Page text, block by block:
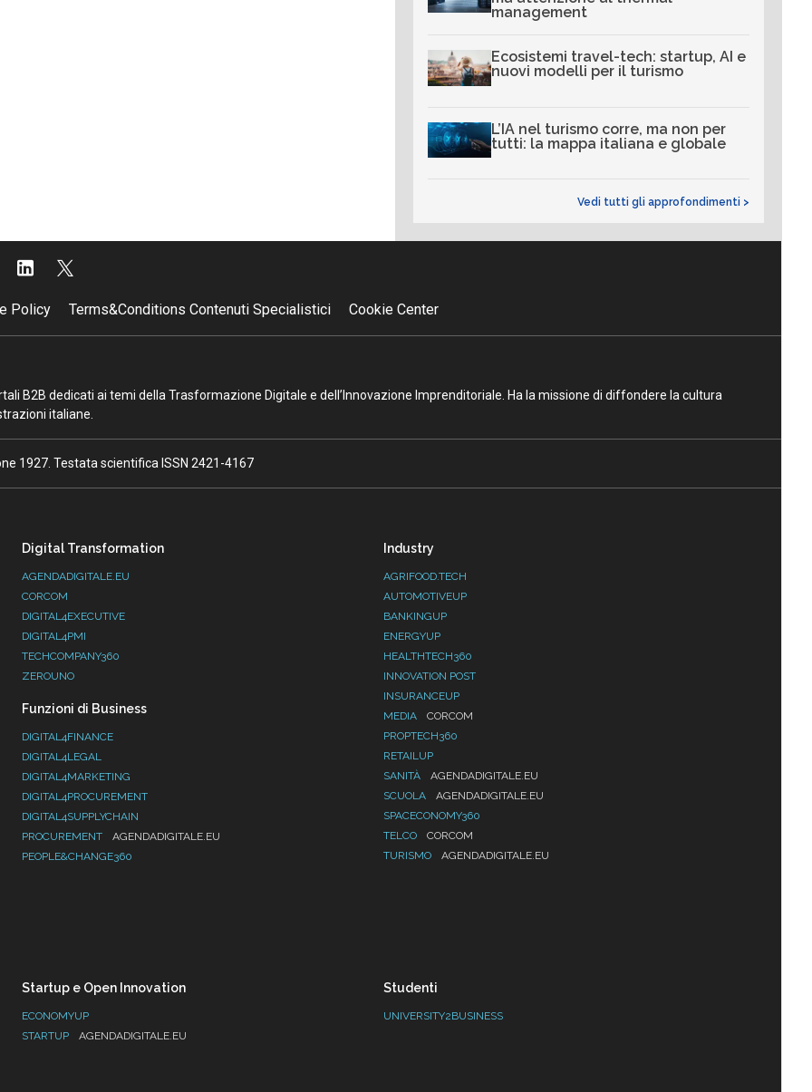
management
Ecosistemi travel-tech: startup, AI e
nuovi modelli per il turismo
L’IA nel turismo corre, ma non per
tutti: la mappa italiana e globale
Vedi tutti gli approfondimenti >
Policy Terms&Conditions Contenuti Specialistici Cookie Center
B2B dedicati ai temi della Trasformazione Digitale e dell’Innovazione Imprenditoriale. Ha la missione di diffondere la cultura
italiane.
1927. Testata scientifica ISSN 2421-4167
Digital Transformation
AGENDADIGITALE.EU
CORCOM
DIGITAL4EXECUTIVE
DIGITAL4PMI
TECHCOMPANY360
ZEROUNO
Funzioni di Business
DIGITAL4FINANCE
DIGITAL4LEGAL
DIGITAL4MARKETING
DIGITAL4PROCUREMENT
DIGITAL4SUPPLYCHAIN
PROCUREMENT
AGENDADIGITALE.EU
PEOPLE&CHANGE360
Industry
AGRIFOOD.TECH
AUTOMOTIVEUP
BANKINGUP
ENERGYUP
HEALTHTECH360
INNOVATION POST
INSURANCEUP
MEDIA
CORCOM
PROPTECH360
RETAILUP
SANITÀ
AGENDADIGITALE.EU
SCUOLA
AGENDADIGITALE.EU
SPACECONOMY360
TELCO
CORCOM
TURISMO
AGENDADIGITALE.EU
Startup e Open Innovation
ECONOMYUP
STARTUP
AGENDADIGITALE.EU
Studenti
UNIVERSITY2BUSINESS